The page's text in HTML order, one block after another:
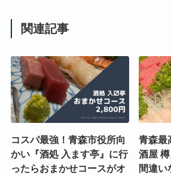
関連記事
コスパ最強！青森市役所向
かい『酒処 入ます亭』に行
ったらおまかせコースがオ
青森最
酒屋
間違い